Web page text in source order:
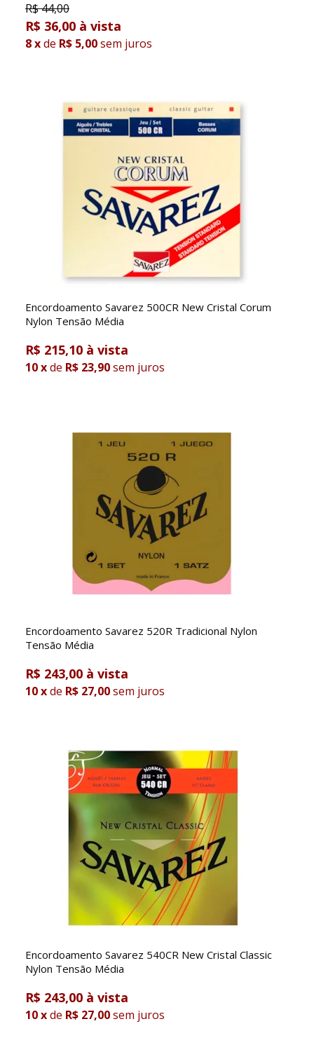
R$44,00
R$ 36,00
8xde R$ 5,00sem juros
Encordoamento Savarez 500CR New Cristal Corum
Nylon Tensão Média
R$ 215,10
10xde R$ 23,90sem juros
Encordoamento Savarez 520R Tradicional Nylon
Tensão Média
R$ 243,00
10xde R$ 27,00sem juros
Encordoamento Savarez 540CR New Cristal Classic
Nylon Tensão Média
R$ 243,00
10xde R$ 27,00sem juros